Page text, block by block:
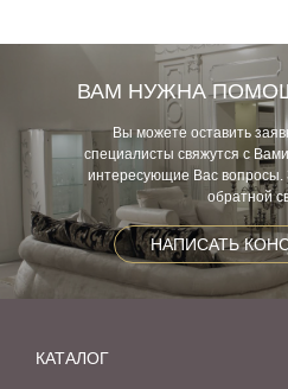
ВАМ НУЖНА
Вы можете оставить
специалисты свяжутся с
интересующие Вас
обратной
НАПИСАТЬ
КАТАЛОГ